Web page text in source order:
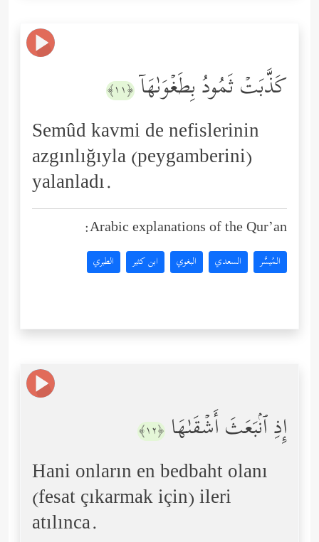
كَذَّبَتۡ ثَمُودُ بِطَغۡوَىٰهَاۤ ﴿١١﴾
Semûd kavmi de nefislerinin
azgınlığıyla (peygamberini)
yalanladı.
Arabic explanations of the Qur’an:
المُيسَّر السعدي البغوي ابن كثير الطبري
إِذِ ٱنۢبَعَثَ أَشۡقَىٰهَا ﴿١٢﴾
Hani onların en bedbaht olanı
(fesat çıkarmak için) ileri
atılınca.